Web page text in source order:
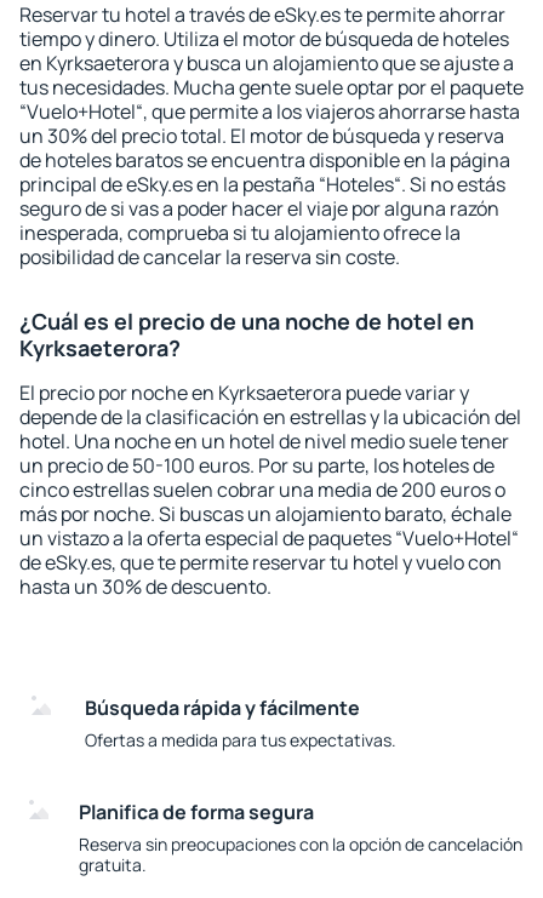
Reservar tu hotel a través de eSky.es te permite ahorrar
tiempo y dinero. Utiliza el motor de búsqueda de hoteles
en Kyrksaeterora y busca un alojamiento que se ajuste a
tus necesidades. Mucha gente suele optar por el paquete
“Vuelo+Hotel“, que permite a los viajeros ahorrarse hasta
un 30% del precio total. El motor de búsqueda y reserva
de hoteles baratos se encuentra disponible en la página
principal de eSky.es en la pestaña “Hoteles“. Si no estás
seguro de si vas a poder hacer el viaje por alguna razón
inesperada, comprueba si tu alojamiento ofrece la
posibilidad de cancelar la reserva sin coste.
¿Cuál es el precio de una noche de hotel en
Kyrksaeterora?
El precio por noche en Kyrksaeterora puede variar y
depende de la clasificación en estrellas y la ubicación del
hotel. Una noche en un hotel de nivel medio suele tener
un precio de 50-100 euros. Por su parte, los hoteles de
cinco estrellas suelen cobrar una media de 200 euros o
más por noche. Si buscas un alojamiento barato, échale
un vistazo a la oferta especial de paquetes “Vuelo+Hotel“
de eSky.es, que te permite reservar tu hotel y vuelo con
hasta un 30% de descuento.
Búsqueda rápida y fácilmente
Ofertas a medida para tus expectativas.
Planifica de forma segura
Reserva sin preocupaciones con la opción de cancelación
gratuita.